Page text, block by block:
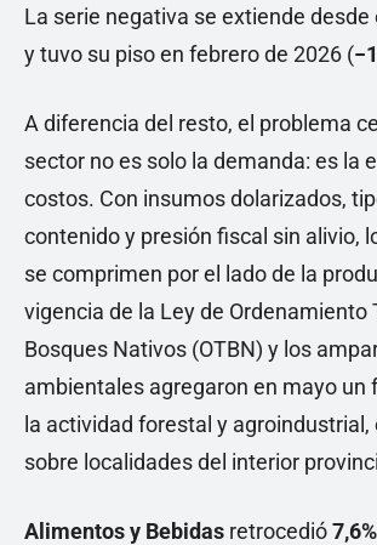
La serie negativa se extiende desde
y tuvo su piso en febrero de 2026 (
A diferencia del resto, el problema
sector no es solo la demanda: es la
costos. Con insumos dolarizados,
contenido y presión fiscal sin alivio,
se comprimen por el lado de la
vigencia de la Ley de Ordenamiento
Bosques Nativos (OTBN) y los
ambientales agregaron en mayo un
la actividad forestal y
sobre localidades del interior
Alimentos y Bebidas retrocedió7,6%